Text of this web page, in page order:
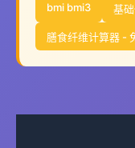
bmi bmi3 基
膳食纤维计算器 -